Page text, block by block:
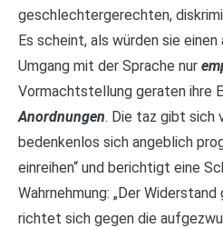
geschlechtergerechten,
Es scheint, als würden sie
Umgang mit der Sprache nur
Vormachtstellung geraten ihre
Anordnungen. Die taz gibt sich
bedenkenlos sich angeblich
einreihen“ und berichtigt eine
Wahrnehmung: „Der
richtet sich gegen die